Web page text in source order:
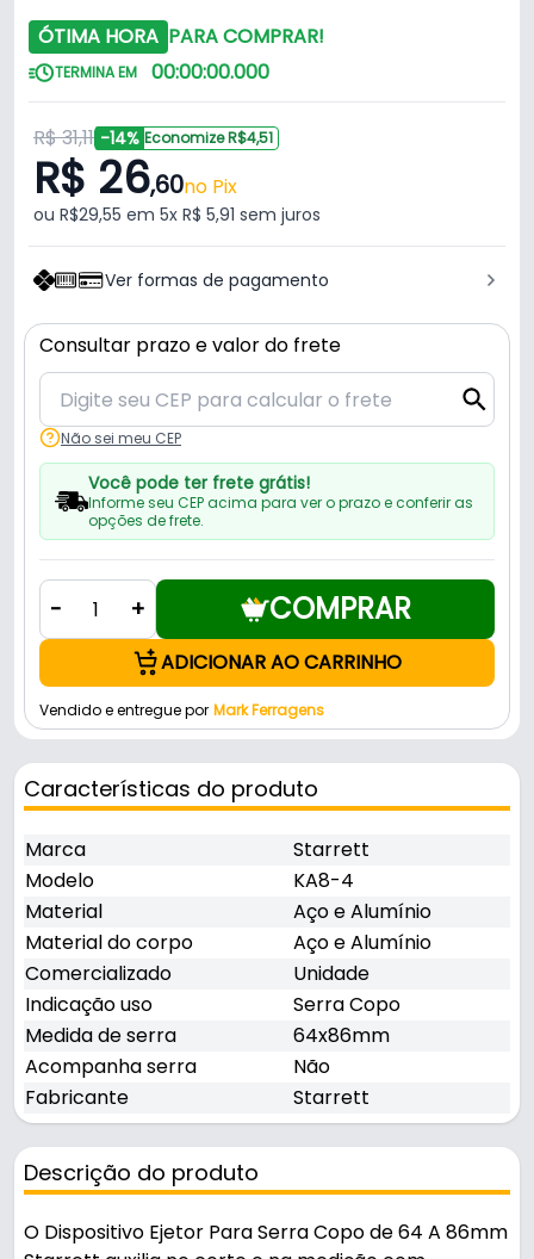
ÓTIMA HORA PARA COMPRAR!
TERMINA EM 00:00:00.000
R$ 31,11 -14% Economize R$4,51
R$ 26,60no Pix
ou R$29,55 em 5x R$ 5,91 sem juros
Ver formas de pagamento
Consultar prazo e valor do frete
Não sei meu CEP
Você pode ter frete grátis!
Informe seu CEP acima para ver o prazo e conferir as
opções de frete.
- + COMPRAR
ADICIONAR AO CARRINHO
Vendido e entregue por Mark Ferragens
Características do produto
Marca
Starrett
Modelo
KA8-4
Material
Aço e Alumínio
Material do corpo
Aço e Alumínio
Comercializado
Unidade
Indicação uso
Serra Copo
Medida de serra
64x86mm
Acompanha serra
Não
Fabricante
Starrett
Descrição do produto
O Dispositivo Ejetor Para Serra Copo de 64 A 86mm